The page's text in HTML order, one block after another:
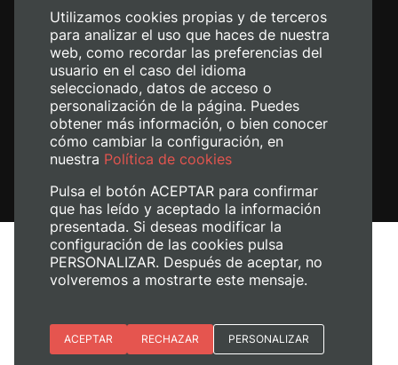
Avís legal
Política de cookies
Gestiona les galetes
Utilizamos cookies propias y de terceros
para analizar el uso que haces de nuestra
web, como recordar las preferencias del
usuario en el caso del idioma
seleccionado, datos de acceso o
personalización de la página. Puedes
obtener más información, o bien conocer
cómo cambiar la configuración, en
nuestra Política de cookies
Pulsa el botón ACEPTAR para confirmar
que has leído y aceptado la información
presentada. Si deseas modificar la
configuración de las cookies pulsa
PERSONALIZAR. Después de aceptar, no
volveremos a mostrarte este mensaje.
Esenciales
ACEPTAR RECHAZAR PERSONALIZAR